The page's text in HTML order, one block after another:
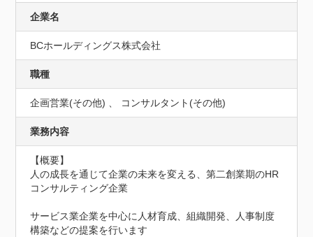
企業名
BCホールディングス株式会社
職種
企画営業(その他) 、 コンサルタント(その他)
業務内容
【概要】
人の成長を通じて企業の未来を変える、第二創業期のHR
コンサルティング企業
サービス業企業を中心に人材育成、組織開発、人事制度
構築などの提案を行います